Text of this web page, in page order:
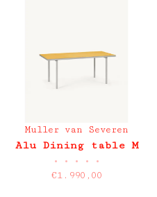
Muller van Severen
Alu Dining table M
• • • • •
€1.990,00